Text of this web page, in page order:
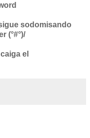
sodomisando
(°#°)/
el